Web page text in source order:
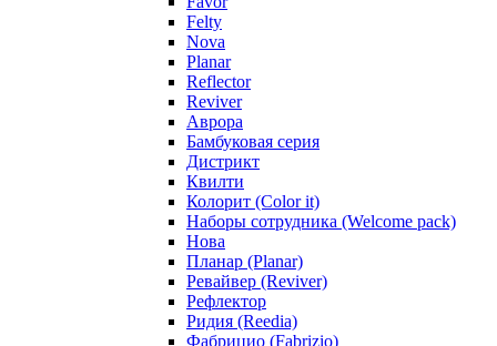
Felty
Nova
Planar
Reflector
Reviver
Аврора
Бамбуковая серия
Дистрикт
Квилти
Колорит (Color it)
Наборы сотрудника (Welcome pack)
Нова
Планар (Planar)
Ревайвер (Reviver)
Рефлектор
Ридия (Reedia)
Фабрицио (Fabrizio)